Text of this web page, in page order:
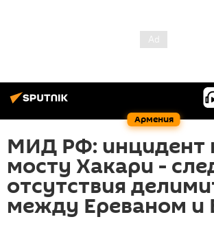
Армения
МИД РФ: инцидент
мосту Хакари -
отсутствия
между Ереваном и